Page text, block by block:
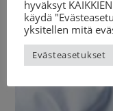
hyväksyt
käydä
yksitellen mitä
Evästeasetukset